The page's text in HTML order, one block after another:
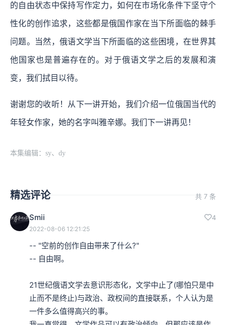
的自由状态中保持写作定力，如何在市场化条件下坚守个
性化的创作追求，这些都是俄国作家在当下所面临的棘手
问题。当然，俄语文学当下所面临的这些困境，在世界其
他国家也是普遍存在的。对于俄语文学之后的发展和演
变，我们拭目以待。
谢谢您的收听！从下一讲开始，我们介绍一位俄国当代的
年轻女作家，她的名字叫雅辛娜。我们下一讲再见！
本集编辑：sy、dy
精选评论 共 7 条
Smii 4
2022-08-06 12:21:25
-- "空前的创作自由带来了什么?"
-- 自由啊。
21世纪俄语文学去意识形态化，文学中止了(哪怕只是中
止而不是终止)与政治、政权间的直接联系，个人认为是
一件多么值得高兴的事。